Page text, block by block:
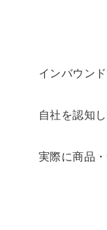
インバウン
自社を認知
実際に商品